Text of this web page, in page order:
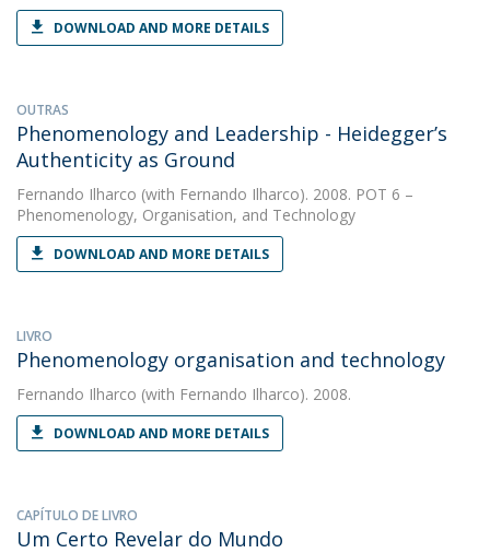
DOWNLOAD AND MORE DETAILS
OUTRAS
Phenomenology and Leadership - Heidegger’s
Authenticity as Ground
Fernando Ilharco (with Fernando Ilharco). 2008. POT 6 –
Phenomenology, Organisation, and Technology
DOWNLOAD AND MORE DETAILS
LIVRO
Phenomenology organisation and technology
Fernando Ilharco (with Fernando Ilharco). 2008.
DOWNLOAD AND MORE DETAILS
CAPÍTULO DE LIVRO
Um Certo Revelar do Mundo